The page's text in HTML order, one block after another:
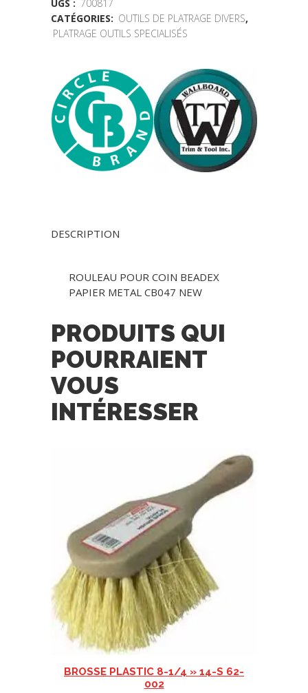
UGS : 700817
CATÉGORIES: OUTILS DE PLATRAGE DIVERS,
PLATRAGE OUTILS SPECIALISÉS
DESCRIPTION
ROULEAU POUR COIN BEADEX
PAPIER METAL CB047 NEW
PRODUITS QUI
POURRAIENT
VOUS
INTÉRESSER
BROSSE PLASTIC 8-1/4 » 14-S 62-
002